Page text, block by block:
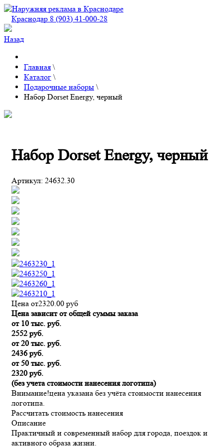
Краснодар 8 (903) 41-000-28
Назад
Главная \
Каталог \
Подарочные наборы \
Набор Dorset Energy, черный
Набор Dorset Energy, черный
Артикул: 24632.30
Цена от2320.00 руб
Цена зависит от общей суммы заказа
от 10 тыс. руб.
2552 руб.
от 20 тыс. руб.
2436 руб.
от 50 тыс. руб.
2320 руб.
(без учета стоимости нанесения логотипа)
Внимание!цена указана без учёта стоимости нанесения
логотипа.
Рассчитать стоимость нанесения
Описание
Практичный и современный набор для города, поездок и
активного образа жизни.